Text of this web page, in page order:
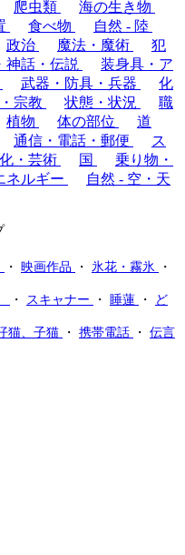
爬虫類
海の生き物
食べ物
自然 - 陸
政治 魔法・魔術
犯
神話・伝説
装身具・ア
武器・防具・兵器
化
宗教 状態・状況
職
植物 体の部位
道
通信・電話・郵便
ス
・芸術 国
乗り物・
ネルギー
自然 - 空・天
・ 映画作品 ・ 氷花・霧氷 ・
・ スキャナー ・ 睡蓮 ・ ど
猫、子猫 ・ 携帯電話 ・ 伝言